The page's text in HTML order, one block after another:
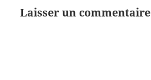
Laisser un commentaire